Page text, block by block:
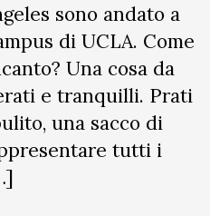
sono andato a
di UCLA. Come
Una cosa da
e tranquilli. Prati
una sacco di
tutti i